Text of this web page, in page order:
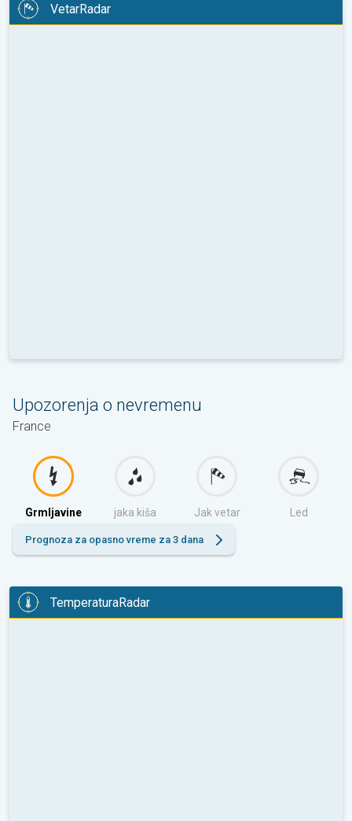
VetarRadar
Upozorenja o nevremenu
France
Grmljavine jaka kiša Jak vetar Led
Prognoza za opasno vreme za 3 dana
TemperaturaRadar